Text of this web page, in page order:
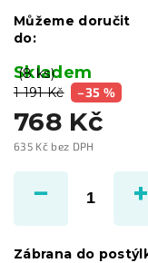
1 191 Kč –35 %
768 Kč
635 Kč bez DPH
cena:
Skladem
(8 ks)
Můžeme doručit
do:
Zábrana do